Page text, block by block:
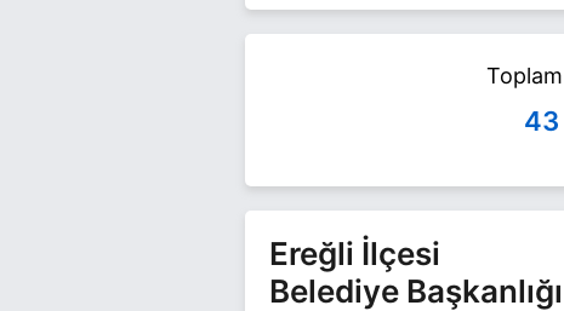
Caner ile ilgili daha
43
Ereğli İlçesi
Belediye